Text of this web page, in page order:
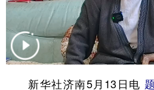
食品 人居
学术中国 乡村振兴
新华社济南5月13日电